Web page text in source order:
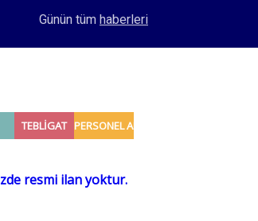
Konyalı patron 70 bin TL maaşla personel
Günün tüm haberleri